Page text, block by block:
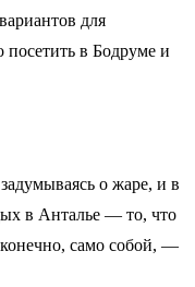
для
в Бодруме и
о жаре, и в
в Анталье — то, что
конечно, само собой, —